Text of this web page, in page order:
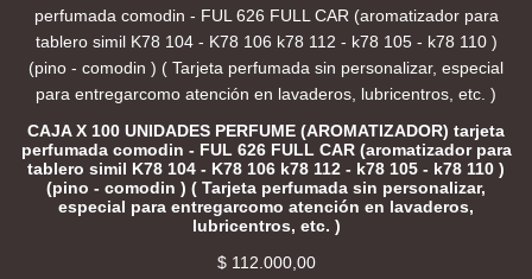
CAJA X 100 UNIDADES PERFUME (AROMATIZADOR) tarjeta
perfumada comodin - FUL 626 FULL CAR (aromatizador para
tablero simil K78 104 - K78 106 k78 112 - k78 105 - k78 110 )
(pino - comodin ) ( Tarjeta perfumada sin personalizar,
especial para entregarcomo atención en lavaderos,
lubricentros, etc. )
$112.000,00